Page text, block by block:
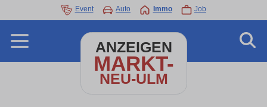
Event Auto Immo Job
ANZEIGEN
MARKT-
NEU-ULM